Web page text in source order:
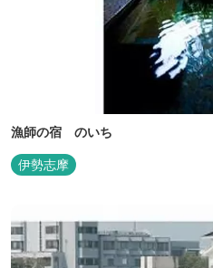
漁師の宿 のいち
伊勢志摩